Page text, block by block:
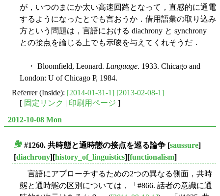
が，いつのまにか太い高速回路となって，直感的に通電
するようになったとでも言おうか．借用語彙の取り込み
方という問題は，言語における diachrony と synchrony
との接点を論じる上でも示唆を与えてくれそうだ．
・ Bloomfield, Leonard. Language. 1933. Chicago and
London: U of Chicago P, 1984.
Referrer (Inside): [2014-01-31-1] [2013-02-08-1]
[ 固定リンク | 印刷用ページ ]
2012-10-08 Mon
#1260. 共時態と通時態の接点を巡る論争 [saussure]
[diachrony][history_of_linguistics][functionalism]
言語にアプローチするための2つの異なる側面，共時
態と通時態の区別については，「#866. 話者の意識に通